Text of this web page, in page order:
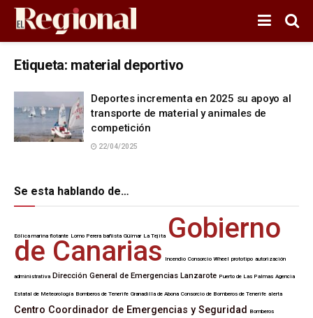
Etiqueta: material deportivo
Deportes incrementa en 2025 su apoyo al
transporte de material y animales de
competición
22/04/2025
Se esta hablando de…
Eólica marina flotante Lomo Perera bañista Güímar La Tejita Gobierno
de Canarias Incendio Consorcio Wheel prototipo autorización
administrativa Dirección General de Emergencias Lanzarote Puerto de Las Palmas Agencia
Estatal de Meteorología Bomberos de Tenerife Granadilla de Abona Consorcio de Bomberos de Tenerife alerta
Centro Coordinador de Emergencias y Seguridad Bomberos